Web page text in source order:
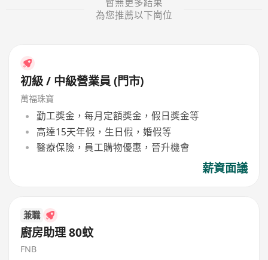
為您推薦以下崗位
初級 / 中級營業員 (門市)
萬福珠寶
勤工獎金，每月定額獎金，假日獎金等
高達15天年假，生日假，婚假等
醫療保險，員工購物優惠，晉升機會
薪資面議
兼職
廚房助理 80蚊
FNB